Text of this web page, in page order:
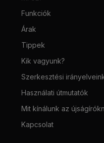
Funkciók
Árak
Tippek
Kik vagyunk?
Szerkesztési
Használati útmutatók
Mit kínálunk az
Kapcsolat